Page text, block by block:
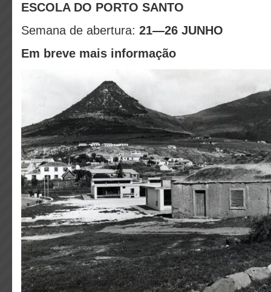
ESCOLA DO PORTO SANTO
Semana de abertura: 21—26 JUNHO
Em breve mais informação